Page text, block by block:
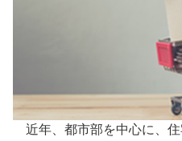
近年、都市部を中心に、住